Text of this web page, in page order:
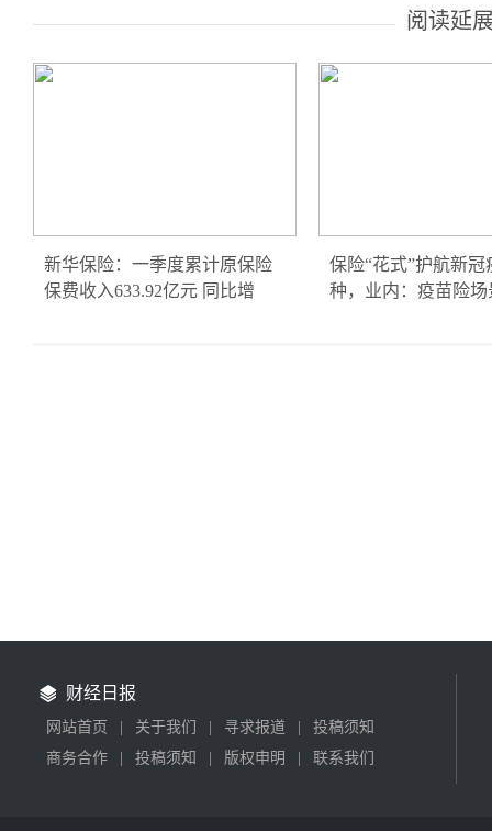
阅读延
新华保险：一季度累计原保险
保费收入633.92亿元 同比增
保险“花式”护航新冠
种，业内：疫苗险场
财经日报
网站首页 关于我们 寻求报道
投稿须知
商务合作
投稿须知 版权申明 联系我们